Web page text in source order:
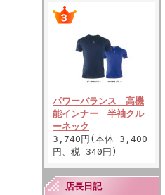
パワーバランス 高機
能インナー 半袖クル
ーネック
3,740円(本体 3,400
円、税 340円)
店長日記